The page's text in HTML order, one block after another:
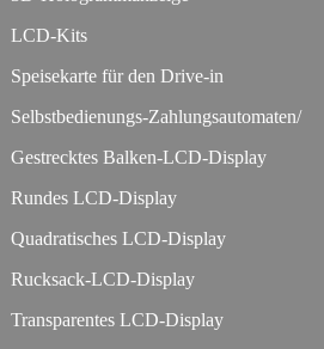
LCD-Kits
Speisekarte für den Drive-in
Selbstbedienungs-Zahlungsautomaten/
Gestrecktes Balken-LCD-Display
Rundes LCD-Display
Quadratisches LCD-Display
Rucksack-LCD-Display
Transparentes LCD-Display